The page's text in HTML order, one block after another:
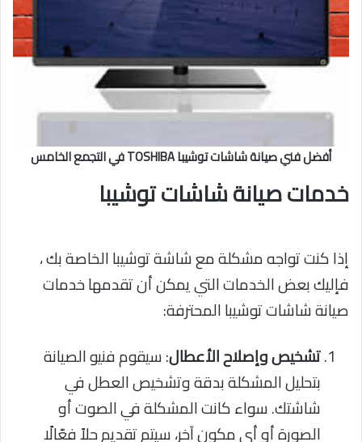
أفضل فني صيانة شاشات توشيبا TOSHIBA في التجمع الخامس
خدمات صيانة شاشات توشيبا
إذا كنت تواجه مشكلة مع شاشة توشيبا الخاصة بك ،
فإليك بعض الخدمات التي يمكن أن تقدمها خدمات
صيانة شاشات توشيبا المحترفة:
تشخيص وإصلاح الأعطال: سيقوم فنيو الصيانة
بتحليل المشكلة بدقة وتشخيص العطل في
شاشتك. سواء كانت المشكلة في الصوت أو
الصورة أو أي مكون آخر، سيتم تقديم حلاً فعّالًا